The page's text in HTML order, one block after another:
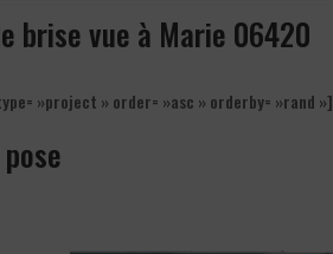
brise vue à Marie 06420
»project » order= »asc » orderby= »rand »]